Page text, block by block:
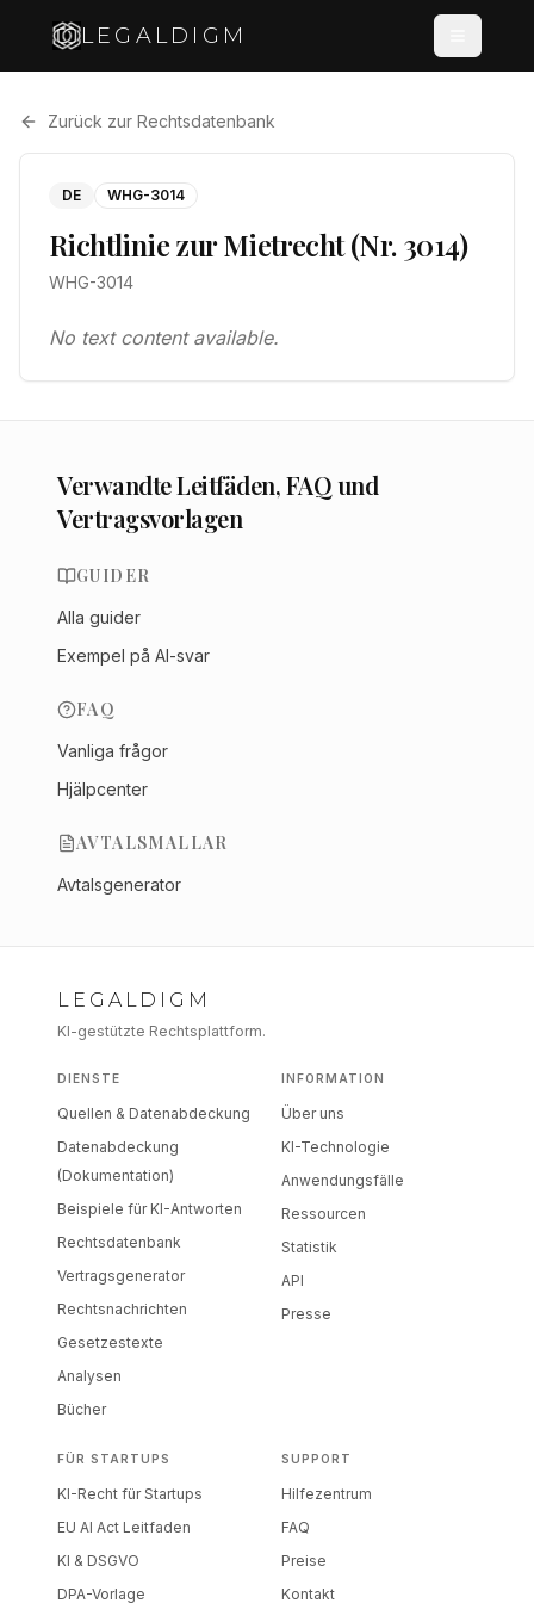
LEGALDIGM
Zurück zur Rechtsdatenbank
DE WHG-3014
Richtlinie zur Mietrecht (Nr. 3014)
WHG-3014
No text content available.
Verwandte Leitfäden, FAQ und
Vertragsvorlagen
GUIDER
Alla guider
Exempel på AI-svar
FAQ
Vanliga frågor
Hjälpcenter
AVTALSMALLAR
Avtalsgenerator
LEGALDIGM
KI-gestützte Rechtsplattform.
DIENSTE
Quellen & Datenabdeckung
Datenabdeckung
(Dokumentation)
Beispiele für KI-Antworten
Rechtsdatenbank
Vertragsgenerator
Rechtsnachrichten
Gesetzestexte
Analysen
Bücher
INFORMATION
Über uns
KI-Technologie
Anwendungsfälle
Ressourcen
Statistik
API
Presse
FÜR STARTUPS
KI-Recht für Startups
EU AI Act Leitfaden
KI & DSGVO
DPA-Vorlage
SUPPORT
Hilfezentrum
FAQ
Preise
Kontakt